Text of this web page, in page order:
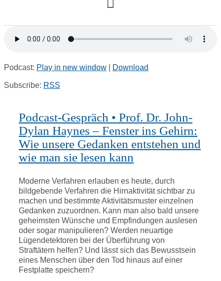
Toggle
Navigation
Home
Rubriken
Podcast: Play in new window Download
Subscribe: RSS
Podcast-Gespräch • Prof. Dr. John-
Dylan Haynes – Fenster ins Gehirn:
Wie unsere Gedanken entstehen und
wie man sie lesen kann
Moderne Verfahren erlauben es heute, durch
bildgebende Verfahren die Hirnaktivität sichtbar zu
machen und bestimmte Aktivitätsmuster einzelnen
Gedanken zuzuordnen. Kann man also bald unsere
geheimsten Wünsche und Empfindungen auslesen
oder sogar manipulieren? Werden neuartige
Lügendetektoren bei der Überführung von
Straftätern helfen? Und lässt sich das Bewusstsein
eines Menschen über den Tod hinaus auf einer
Festplatte speichern?